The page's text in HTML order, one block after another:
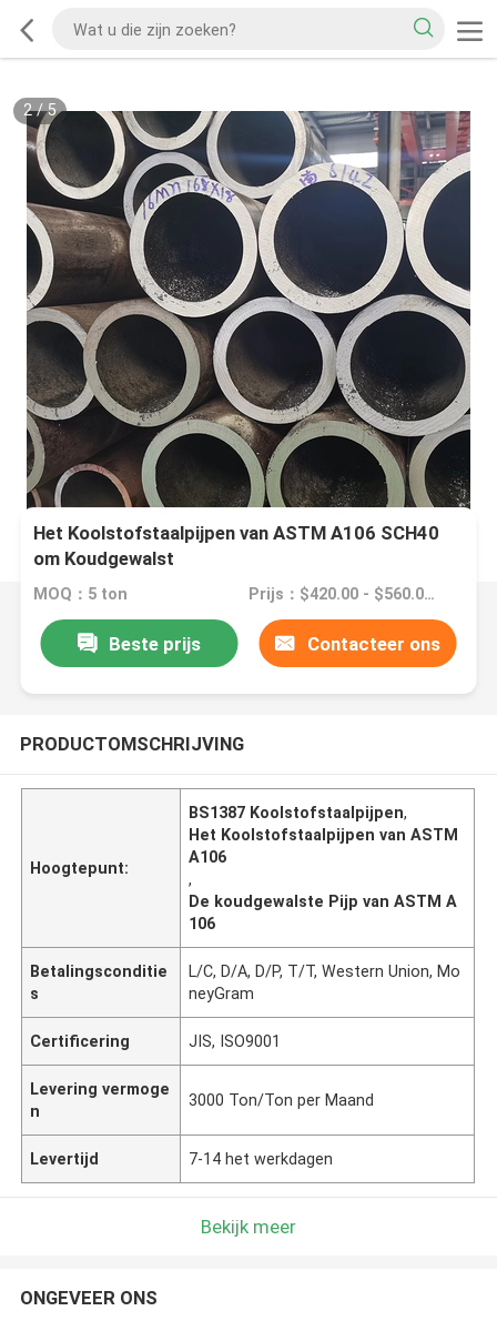
2/5
Het Koolstofstaalpijpen van ASTM A106 SCH40
om Koudgewalst
MOQ：5 ton Prijs：$420.00 - $560.00/Tons
Beste prijs Contacteer ons
PRODUCTOMSCHRIJVING
Hoogtepunt:
BS1387 Koolstofstaalpijpen,
Het Koolstofstaalpijpen van ASTM
A106
,
De koudgewalste Pijp van ASTM A
106
Betalingsconditie
s
L/C, D/A, D/P, T/T, Western Union, Mo
neyGram
Certificering JIS, ISO9001
Levering vermoge
n
3000 Ton/Ton per Maand
Levertijd 7-14 het werkdagen
Bekijk meer
ONGEVEER ONS